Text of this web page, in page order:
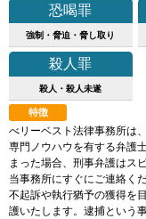
恐喝罪
強制・脅迫・脅し取り
殺人罪
殺人・殺人未遂
特徴
べリーベスト法律事務所は
専門ノウハウを有する弁護
まった場合、刑事弁護はス
当事務所にすぐにご連絡く
不起訴や執行猶予の獲得を
護いたします。逮捕という